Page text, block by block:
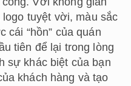
logo tuyệt vời, màu sắc
cái “hồn” của quán
tiên để lại trong lòng
sự khác biệt của bạn
khách hàng và tạo